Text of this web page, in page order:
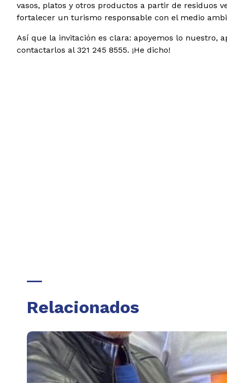
vasos, platos y otros productos a partir de residuos
fortalecer un turismo responsable con el medio
Así que la invitación es clara: apoyemos lo nuestro,
contactarlos al 321 245 8555. ¡He dicho!
Relacionados